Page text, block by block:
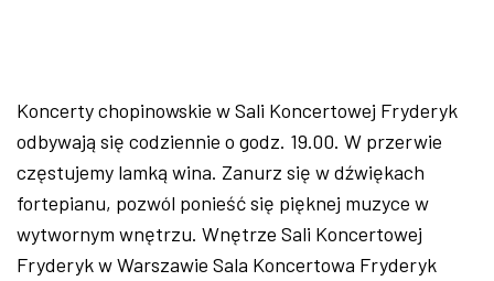
Koncerty chopinowskie w Sali Koncertowej Fryderyk
odbywają się codziennie o godz. 19.00. W przerwie
częstujemy lamką wina. Zanurz się w dźwiękach
fortepianu, pozwól ponieść się pięknej muzyce w
wytwornym wnętrzu. Wnętrze Sali Koncertowej
Fryderyk w Warszawie Sala Koncertowa Fryderyk